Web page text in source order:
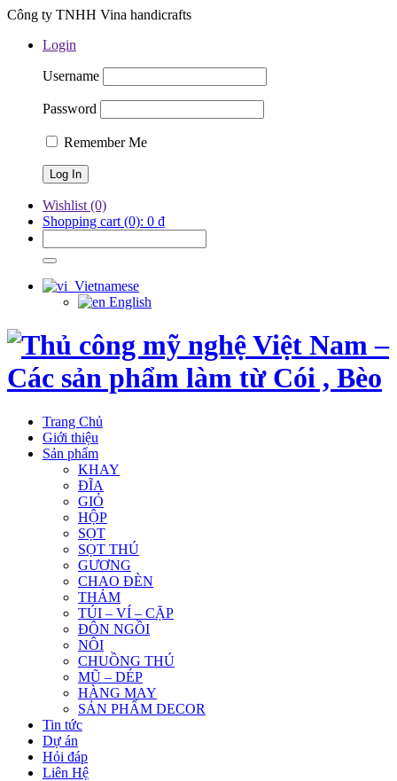
Công ty TNHH Vina handicrafts
Login
Username
Password
Remember Me
Wishlist (0)
Shopping cart (0): 0 ₫
Vietnamese
English
Trang Chủ
Giới thiệu
Sản phẩm
KHAY
ĐĨA
GIỎ
HỘP
SỌT
SỌT THÚ
GƯƠNG
CHAO ĐÈN
THẢM
TÚI – VÍ – CẶP
ĐÔN NGỒI
NÔI
CHUỒNG THÚ
MŨ – DÉP
HÀNG MAY
SẢN PHẨM DECOR
Tin tức
Dự án
Hỏi đáp
Liên Hệ